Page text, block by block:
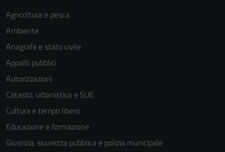
Agricoltura e pesca
Ambiente
Anagrafe e stato civile
Appalti pubblici
Autorizzazioni
Catasto, urbanistica e SUE
Cultura e tempo libero
Educazione e formazione
Giustizia, sicurezza pubblica e polizia municipale